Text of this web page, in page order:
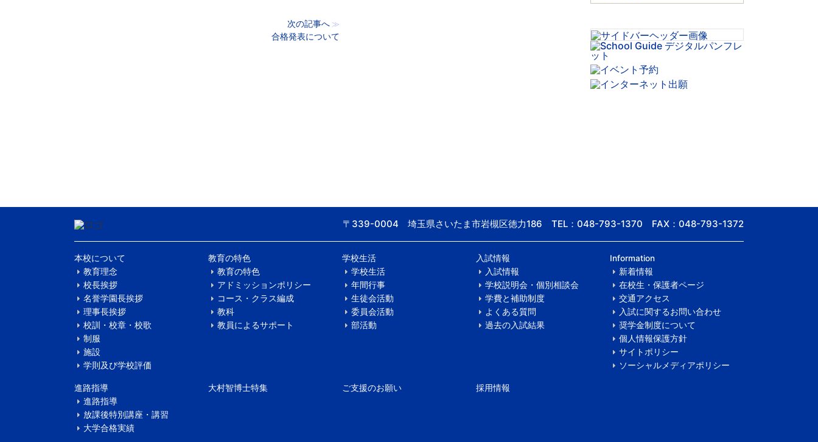
次の記事へ ≫
合格発表について
〒339-0004 埼玉県さいたま市岩槻区徳力186 TEL：048-793-1370 FAX：048-793-1372
本校について
教育理念
校長挨拶
名誉学園長挨拶
理事長挨拶
校訓・校章・校歌
制服
施設
学則及び学校評価
教育の特色
教育の特色
アドミッションポリシー
コース・クラス編成
教科
教員によるサポート
学校生活
学校生活
年間行事
生徒会活動
委員会活動
部活動
入試情報
入試情報
学校説明会・個別相談会
学費と補助制度
よくある質問
過去の入試結果
Information
新着情報
在校生・保護者ページ
交通アクセス
入試に関するお問い合わせ
奨学金制度について
個人情報保護方針
サイトポリシー
ソーシャルメディアポリシー
進路指導
進路指導
放課後特別講座・講習
大学合格実績
大村智博士特集 ご支援のお願い 採用情報